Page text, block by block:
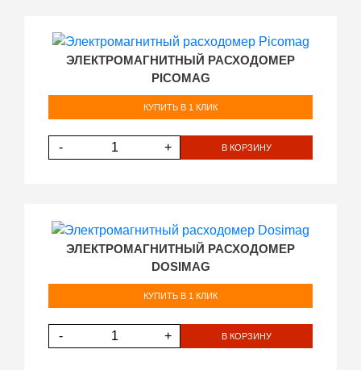
ЭЛЕКТРОМАГНИТНЫЙ РАСХОДОМЕР
PICOMAG
КУПИТЬ В 1 КЛИК
- + В КОРЗИНУ
ЭЛЕКТРОМАГНИТНЫЙ РАСХОДОМЕР
DOSIMAG
КУПИТЬ В 1 КЛИК
- + В КОРЗИНУ